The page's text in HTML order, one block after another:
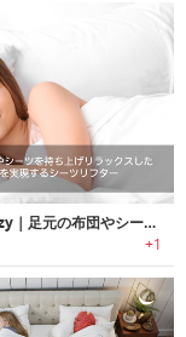
Cozy Toezy｜足元の布団やシーツを持ち上げリラックスした眠りを実現するシーツリフター「コージートージー」
+1